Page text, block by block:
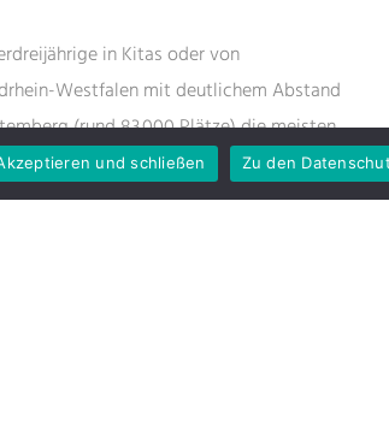
in Kitas oder von
Westfalen mit deutlichem Abstand
(rund 83.000 Plätze) die meisten
an.
und schließen Zu den